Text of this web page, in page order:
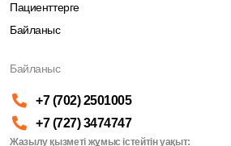
Пациенттерге
Байланыс
Байланыс
+7 (702) 2501005
+7 (727) 3474747
Жазылу қызметі жұмыс істейтін уақыт: